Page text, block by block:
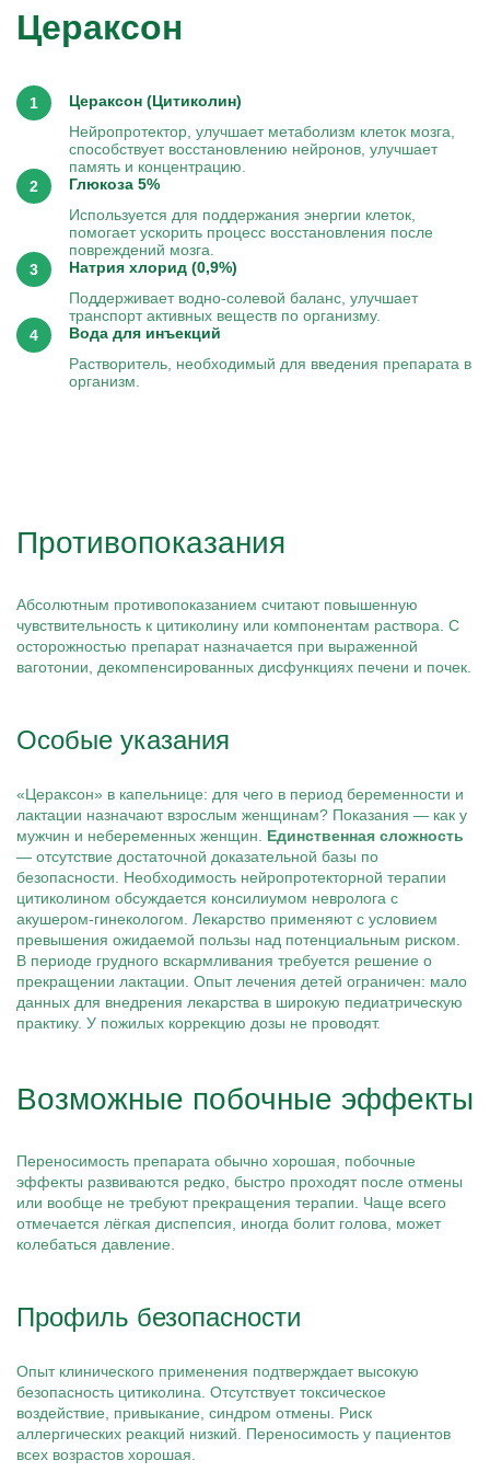
Цераксон
Цераксон (Цитиколин)
Нейропротектор, улучшает метаболизм клеток мозга,
способствует восстановлению нейронов, улучшает
память и концентрацию.
Глюкоза 5%
Используется для поддержания энергии клеток,
помогает ускорить процесс восстановления после
повреждений мозга.
Натрия хлорид (0,9%)
Поддерживает водно-солевой баланс, улучшает
транспорт активных веществ по организму.
Вода для инъекций
Растворитель, необходимый для введения препарата в
организм.
Противопоказания
Абсолютным противопоказанием считают повышенную
чувствительность к цитиколину или компонентам раствора. С
осторожностью препарат назначается при выраженной
ваготонии, декомпенсированных дисфункциях печени и почек.
Особые указания
«Цераксон» в капельнице: для чего в период беременности и
лактации назначают взрослым женщинам? Показания — как у
мужчин и небеременных женщин. Единственная сложность
— отсутствие достаточной доказательной базы по
безопасности. Необходимость нейропротекторной терапии
цитиколином обсуждается консилиумом невролога с
акушером-гинекологом. Лекарство применяют с условием
превышения ожидаемой пользы над потенциальным риском.
В периоде грудного вскармливания требуется решение о
прекращении лактации. Опыт лечения детей ограничен: мало
данных для внедрения лекарства в широкую педиатрическую
практику. У пожилых коррекцию дозы не проводят.
Возможные побочные эффекты
Переносимость препарата обычно хорошая, побочные
эффекты развиваются редко, быстро проходят после отмены
или вообще не требуют прекращения терапии. Чаще всего
отмечается лёгкая диспепсия, иногда болит голова, может
колебаться давление.
Профиль безопасности
Опыт клинического применения подтверждает высокую
безопасность цитиколина. Отсутствует токсическое
воздействие, привыкание, синдром отмены. Риск
аллергических реакций низкий. Переносимость у пациентов
всех возрастов хорошая.